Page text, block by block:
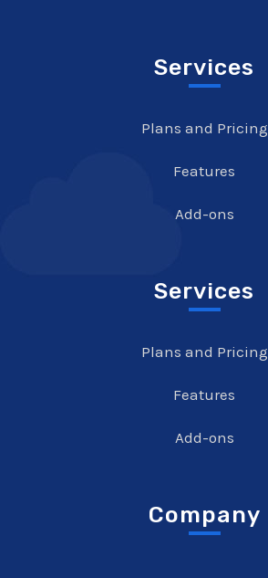
Services
Plans and Pricing
Features
Add-ons
Services
Plans and Pricing
Features
Add-ons
Company